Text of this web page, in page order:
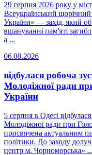
29 серпня 2026 року у
Всеукраїнський
України» — захід, який
вшануванні пам'яті
а ...
06.08.2026
відбулася робоча
Молодіжної ради
України
5 серпня в Одесі
Молодіжної ради при
присвячена актуальним
політики. До заходу
центр м. Чорноморська» ...